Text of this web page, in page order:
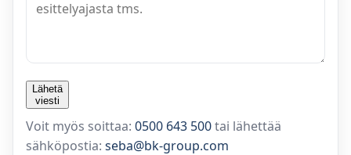
Lähetä
viesti
Voit myös soittaa: 0500 643 500tai lähettää
sähköpostia: seba@bk-group.com